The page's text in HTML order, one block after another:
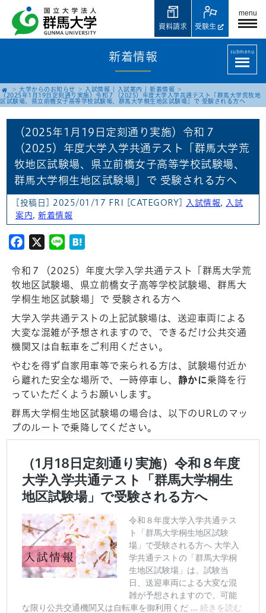
menu
受験生
資料請求
新着情報 submenu
大学からのお知らせ 入試情報 入試案内
新着情報
（2025年1月19日定刻通り実施）令和７（2025）年度大学入学共通テスト「群馬大学荒牧地
区試験場、県立前橋女子高等学校試験場、群馬大学桐生地区試験場」で 受験される方へ
（2025年1月19日定刻通り実施）令和７
（2025）年度大学入学共通テスト「群馬大学荒
牧地区試験場、県立前橋女子高等学校試験場、
群馬大学桐生地区試験場」で 受験される方へ
[投稿日] 2025/01/17 FRI [CATEGORY] 入試情報,
入試
案内 ,新着情報
Facebook
X Line
令和７（2025）年度大学入学共通テスト「群馬大学荒
牧地区試験場、県立前橋女子高等学校試験場、群馬大
学桐生地区試験場」で 受験される方へ
大学入学共通テストの上記試験場は、送迎⾞両による
⼤変な混雑が予想されますので、できるだけ公共交通
機関又は自転車をご利⽤ください。
やむを得ず⾃家⽤⾞等で来られる⽅は、試験場付近か
ら離れた安全な場所で、一時停車し、 静かに乗降を⾏
っていただくようお願いします。
群馬大学桐生地区試験場の場合は、以下のURLのマッ
プのルートで乗降してください。